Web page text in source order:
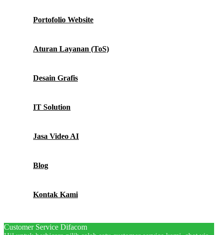
Portofolio Website
Aturan Layanan (ToS)
Desain Grafis
IT Solution
Jasa Video AI
Blog
Kontak Kami
Customer Service Difacom